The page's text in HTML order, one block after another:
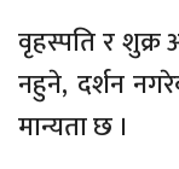
वृहस्पति र शुक्र
नहुने, दर्शन
मान्यता छ ।